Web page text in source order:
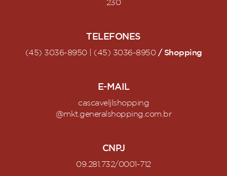
230
TELEFONES
(45) 3036-8950 | (45) 3036-8950/ Shopping
E-MAIL
cascaveljlshopping
@mkt.generalshopping.com.br
CNPJ
09.281.732/0001-712